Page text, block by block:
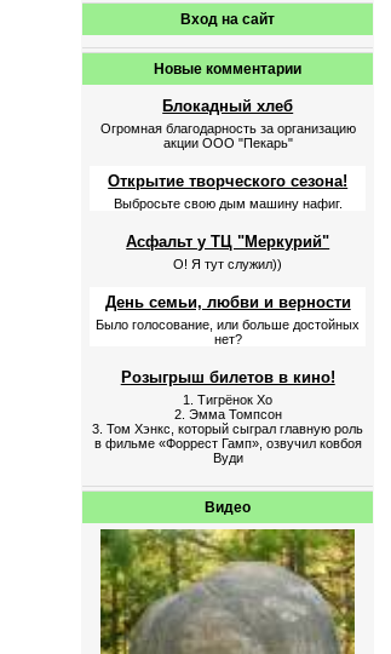
Вход на сайт
Новые комментарии
Блокадный хлеб
Огромная благодарность за организацию
акции ООО "Пекарь"
Открытие творческого сезона!
Выбросьте свою дым машину нафиг.
Асфальт у ТЦ "Меркурий"
О! Я тут служил))
День семьи, любви и верности
Было голосование, или больше достойных
нет?
Розыгрыш билетов в кино!
1. Тигрёнок Хо
2. Эмма Томпсон
3. Том Хэнкс, который сыграл главную роль
в фильме «Форрест Гамп», озвучил ковбоя
Вуди
Видео